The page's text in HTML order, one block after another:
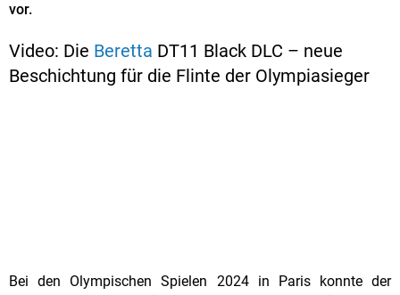
vor.
Video: Die Beretta DT11 Black DLC – neue
Beschichtung für die Flinte der Olympiasieger
Bei den Olympischen Spielen 2024 in Paris konnte der